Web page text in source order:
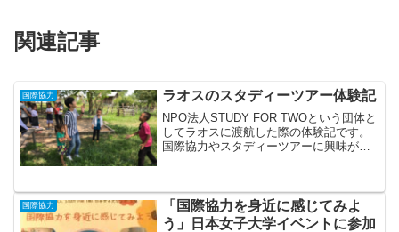
関連記事
国際協力 ラオスのスタディーツアー体験記
NPO法人STUDY FOR TWOという団体と
してラオスに渡航した際の体験記です。
国際協力やスタディーツアーに興味があ
しながらラオスの文化・生活をメインに
お伝えします。
国際協力
「国際協力を身近に感じてみよ
う」日本女子大学イベントに参加